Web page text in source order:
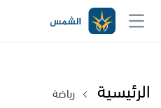
الرئيسية رياضة